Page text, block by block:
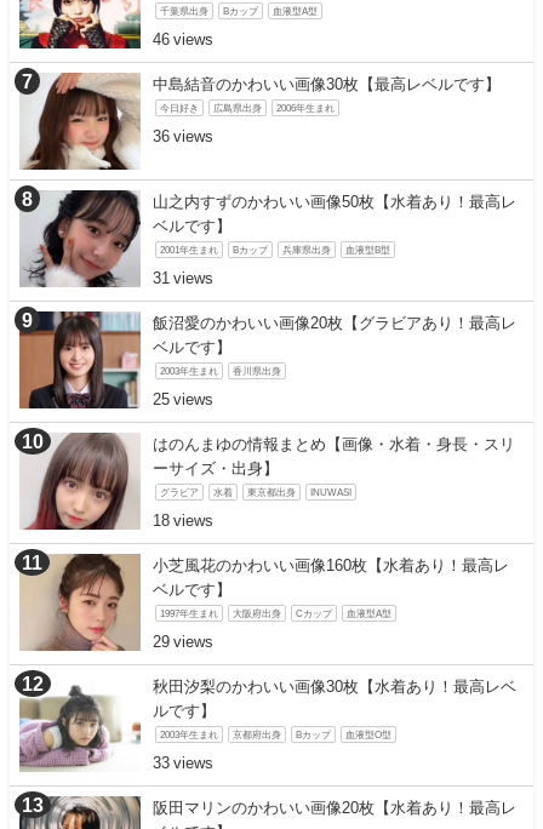
千葉県出身 Bカップ 血液型A型
46
中島結音のかわいい画像30枚【最高レベルです】
今日好き 広島県出身 2006年生まれ
36
山之内すずのかわいい画像50枚【水着あり！最高レ
ベルです】
2001年生まれ Bカップ 兵庫県出身 血液型B型
31
飯沼愛のかわいい画像20枚【グラビアあり！最高レ
ベルです】
2003年生まれ 香川県出身
25
はのんまゆの情報まとめ【画像・水着・身長・スリ
ーサイズ・出身】
グラビア 水着 東京都出身 INUWASI
18
小芝風花のかわいい画像160枚【水着あり！最高レ
ベルです】
1997年生まれ 大阪府出身 Cカップ 血液型A型
29
秋田汐梨のかわいい画像30枚【水着あり！最高レベ
ルです】
2003年生まれ 京都府出身 Bカップ 血液型O型
33
阪田マリンのかわいい画像20枚【水着あり！最高レ